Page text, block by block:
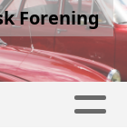
Forening